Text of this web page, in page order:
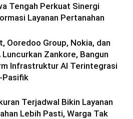
Tengah Perkuat Sinergi
Layanan Pertanahan
Ooredoo Group, Nokia, dan
Luncurkan Zankore, Bangun
Infrastruktur AI Terintegrasi
Pasifik
Terjadwal Bikin Layanan
Lebih Pasti, Warga Tak